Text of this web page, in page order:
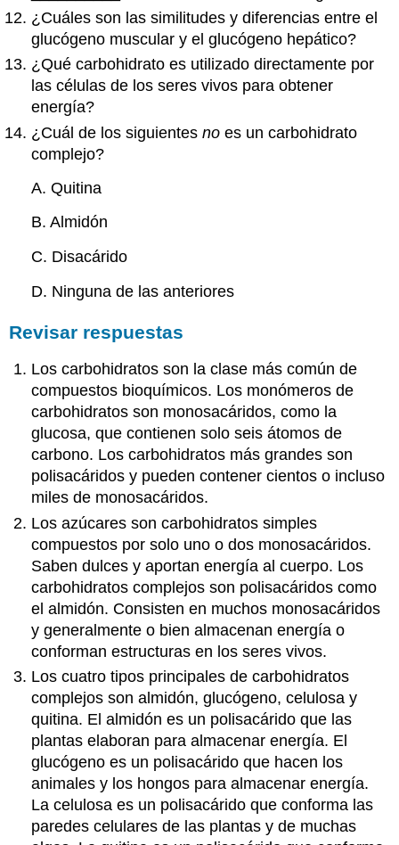
¿Cuáles son las similitudes y diferencias entre el
glucógeno muscular y el glucógeno hepático?
¿Qué carbohidrato es utilizado directamente por
las células de los seres vivos para obtener
energía?
¿Cuál de los siguientesno es un carbohidrato
complejo?
A. Quitina
B. Almidón
C. Disacárido
D. Ninguna de las anteriores
Revisar respuestas
Los carbohidratos son la clase más común de
compuestos bioquímicos. Los monómeros de
carbohidratos son monosacáridos, como la
glucosa, que contienen solo seis átomos de
carbono. Los carbohidratos más grandes son
polisacáridos y pueden contener cientos o incluso
miles de monosacáridos.
Los azúcares son carbohidratos simples
compuestos por solo uno o dos monosacáridos.
Saben dulces y aportan energía al cuerpo. Los
carbohidratos complejos son polisacáridos como
el almidón. Consisten en muchos monosacáridos
y generalmente o bien almacenan energía o
conforman estructuras en los seres vivos.
Los cuatro tipos principales de carbohidratos
complejos son almidón, glucógeno, celulosa y
quitina. El almidón es un polisacárido que las
plantas elaboran para almacenar energía. El
glucógeno es un polisacárido que hacen los
animales y los hongos para almacenar energía.
La celulosa es un polisacárido que conforma las
paredes celulares de las plantas y de muchas